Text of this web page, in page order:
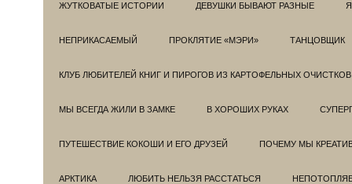
ЖУТКОВАТЫЕ ИСТОРИИ ДЕВУШКИ БЫВАЮТ РАЗНЫЕ
НЕПРИКАСАЕМЫЙ ПРОКЛЯТИЕ «МЭРИ» ТАНЦОВЩИК
КЛУБ ЛЮБИТЕЛЕЙ КНИГ И ПИРОГОВ ИЗ КАРТОФЕЛЬНЫХ ОЧИСТКОВ
МЫ ВСЕГДА ЖИЛИ В ЗАМКЕ В ХОРОШИХ РУКАХ
ПУТЕШЕСТВИЕ КОКОШИ И ЕГО ДРУЗЕЙ ПОЧЕМУ МЫ
АРКТИКА ЛЮБИТЬ НЕЛЬЗЯ РАССТАТЬСЯ